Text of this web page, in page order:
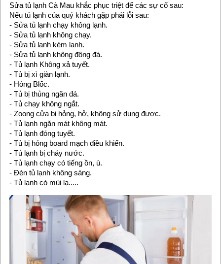
Sửa tủ lạnh Cà Mau khắc phục triệt để các sự cố sau:
Nếu tủ lạnh của quý khách gặp phải lỗi sau:
- Sửa tủ lạnh chạy không lạnh.
- Sửa tủ lạnh không chạy.
- Sửa tủ lạnh kém lạnh.
- Sửa tủ lạnh không đông đá.
- Tủ lạnh Không xả tuyết.
- Tủ bị xì giàn lạnh.
- Hỏng Blốc.
- Tủ bị thủng ngăn đá.
- Tủ chạy không ngắt.
- Zoong cửa bị hỏng, hở, không sử dụng được.
- Tủ lạnh ngăn mát không mát.
- Tủ lạnh đóng tuyết.
- Tủ bị hỏng board mạch điều khiển.
- Tủ lạnh bị chảy nước.
- Tủ lạnh chạy có tiếng ồn, ù.
- Đèn tủ lạnh không sáng.
- Tủ lạnh có mùi lạ.....